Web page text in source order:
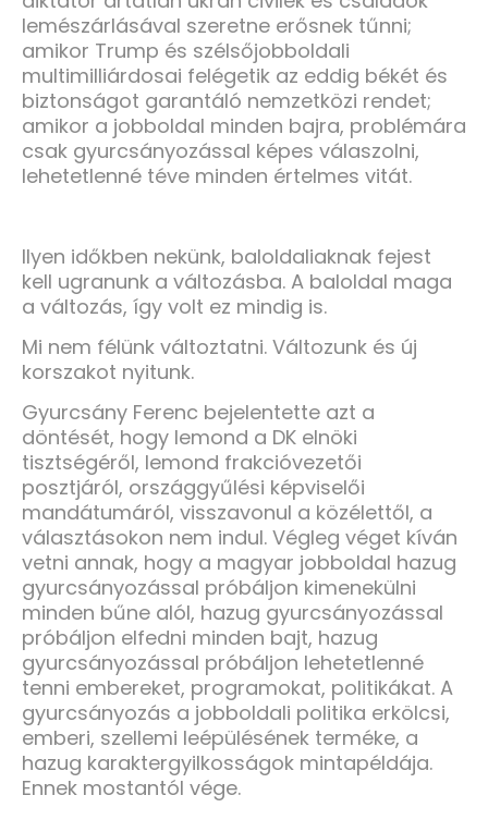
lemészárlásával szeretne erősnek tűnni;
amikor Trump és szélsőjobboldali
multimilliárdosai felégetik az eddig békét és
biztonságot garantáló nemzetközi rendet;
amikor a jobboldal minden bajra, problémára
csak gyurcsányozással képes válaszolni,
lehetetlenné téve minden értelmes vitát.
Ilyen időkben nekünk, baloldaliaknak fejest
kell ugranunk a változásba. A baloldal maga
a változás, így volt ez mindig is.
Mi nem félünk változtatni. Változunk és új
korszakot nyitunk.
Gyurcsány Ferenc bejelentette azt a
döntését, hogy lemond a DK elnöki
tisztségéről, lemond frakcióvezetői
posztjáról, országgyűlési képviselői
mandátumáról, visszavonul a közélettől, a
választásokon nem indul. Végleg véget kíván
vetni annak, hogy a magyar jobboldal hazug
gyurcsányozással próbáljon kimenekülni
minden bűne alól, hazug gyurcsányozással
próbáljon elfedni minden bajt, hazug
gyurcsányozással próbáljon lehetetlenné
tenni embereket, programokat, politikákat. A
gyurcsányozás a jobboldali politika erkölcsi,
emberi, szellemi leépülésének terméke, a
hazug karaktergyilkosságok mintapéldája.
Ennek mostantól vége.